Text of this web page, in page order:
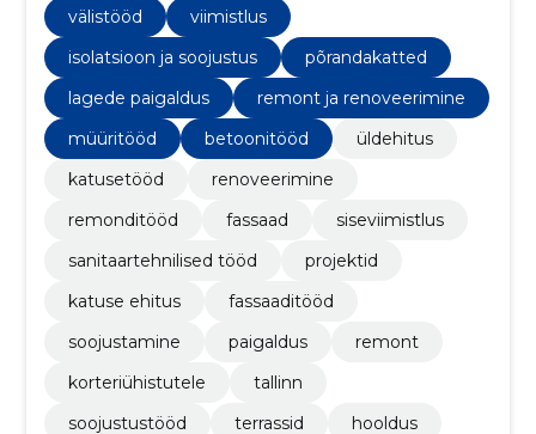
välistööd
viimistlus
isolatsioon ja soojustus
põrandakatted
lagede paigaldus
remont ja renoveerimine
müüritööd
betoonitööd
üldehitus
katusetööd
renoveerimine
remonditööd
fassaad
siseviimistlus
sanitaartehnilised tööd
projektid
katuse ehitus
fassaaditööd
soojustamine
paigaldus
remont
korteriühistutele
tallinn
soojustustööd
terrassid
hooldus